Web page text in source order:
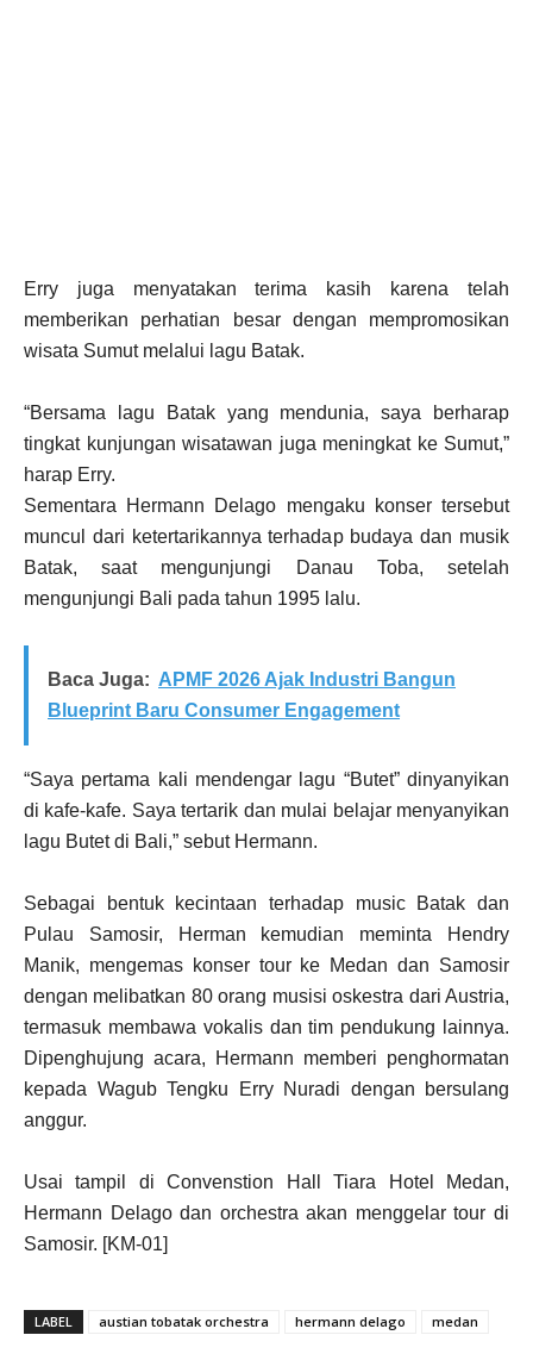
Erry juga menyatakan terima kasih karena telah
memberikan perhatian besar dengan mempromosikan
wisata Sumut melalui lagu Batak.
“Bersama lagu Batak yang mendunia, saya berharap
tingkat kunjungan wisatawan juga meningkat ke Sumut,”
harap Erry.
Sementara Hermann Delago mengaku konser tersebut
muncul dari ketertarikannya terhadap budaya dan musik
Batak, saat mengunjungi Danau Toba, setelah
mengunjungi Bali pada tahun 1995 lalu.
Baca Juga: APMF 2026 Ajak Industri Bangun
Blueprint Baru Consumer Engagement
“Saya pertama kali mendengar lagu “Butet” dinyanyikan
di kafe-kafe. Saya tertarik dan mulai belajar menyanyikan
lagu Butet di Bali,” sebut Hermann.
Sebagai bentuk kecintaan terhadap music Batak dan
Pulau Samosir, Herman kemudian meminta Hendry
Manik, mengemas konser tour ke Medan dan Samosir
dengan melibatkan 80 orang musisi oskestra dari Austria,
termasuk membawa vokalis dan tim pendukung lainnya.
Dipenghujung acara, Hermann memberi penghormatan
kepada Wagub Tengku Erry Nuradi dengan bersulang
anggur.
Usai tampil di Convenstion Hall Tiara Hotel Medan,
Hermann Delago dan orchestra akan menggelar tour di
Samosir. [KM-01]
LABEL austian tobatak orchestra hermann delago medan